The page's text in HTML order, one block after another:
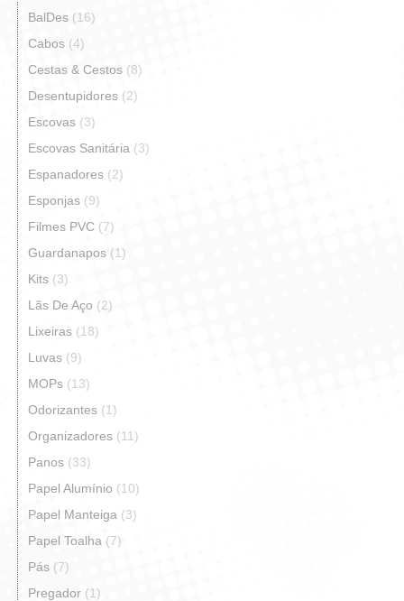
BalDes (16)
Cabos (4)
Cestas & Cestos (8)
Desentupidores (2)
Escovas (3)
Escovas Sanitária (3)
Espanadores (2)
Esponjas (9)
Filmes PVC (7)
Guardanapos (1)
Kits (3)
Lãs De Aço (2)
Lixeiras (18)
Luvas (9)
MOPs (13)
Odorizantes (1)
Organizadores (11)
Panos (33)
Papel Alumínio (10)
Papel Manteiga (3)
Papel Toalha (7)
Pás (7)
Pregador (1)